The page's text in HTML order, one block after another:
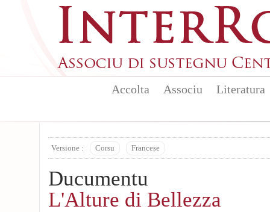
Accolta Associu Literatura
Versione : Corsu Francese
Ducumentu
L'Alture di Bellezza